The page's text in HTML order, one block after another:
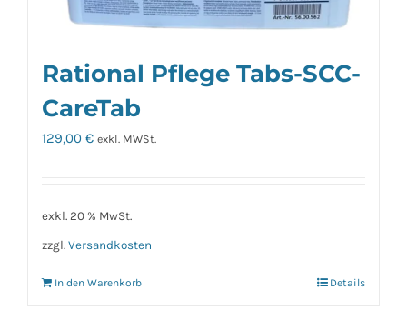
Rational Pflege Tabs-SCC-
CareTab
129,00 € exkl. MWSt.
exkl. 20 % MwSt.
zzgl. Versandkosten
In den Warenkorb Details